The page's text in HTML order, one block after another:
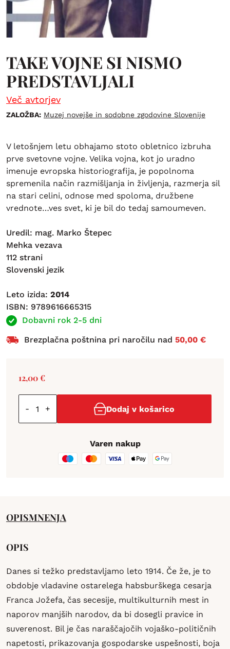
TAKE VOJNE SI NISMO
PREDSTAVLJALI
Več avtorjev
ZALOŽBA: Muzej novejše in sodobne zgodovine Slovenije
V letošnjem letu obhajamo stoto obletnico izbruha
prve svetovne vojne. Velika vojna, kot jo uradno
imenuje evropska historiografija, je popolnoma
spremenila način razmišljanja in življenja, razmerja sil
na stari celini, odnose med spoloma, družbene
vrednote…ves svet, ki je bil do tedaj samoumeven.
Uredil: mag. Marko Štepec
Mehka vezava
112 strani
Slovenski jezik
Leto izida: 2014
ISBN: 9789616665315
Dobavni rok 2-5 dni
Brezplačna poštnina pri naročilu nad 50,00 €
12,00€
- + Dodaj v košarico
Varen nakup
OPISMNENJA
OPIS
Danes si težko predstavljamo leto 1914. Če že, je to
obdobje vladavine ostarelega habsburškega cesarja
Franca Jožefa, čas secesije, multikulturnih mest in
naporov manjših narodov, da bi dosegli pravice in
suverenost. Bil je čas naraščajočih vojaško-političnih
napetosti, prikazovanja gospodarske uspešnosti, boja